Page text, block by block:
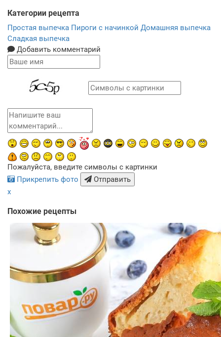
Категории рецепта
Простая выпечка Пироги с начинкой Домашняя выпечка
Сладкая выпечка
Добавить комментарий
Пожалуйста, введите символы с картинки
Прикрепить фото
Отправить
x
Похожие рецепты